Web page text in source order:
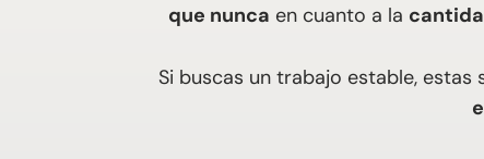
que nunca en cuanto a la
Si buscas un trabajo estable, estas